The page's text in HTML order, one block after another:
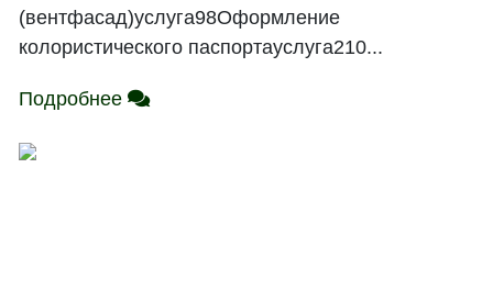
(вентфасад)услуга98Оформление
колористического паспортауслуга210...
Подробнее